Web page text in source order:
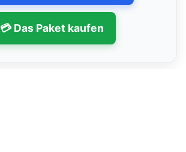
💳 Das Paket kaufen